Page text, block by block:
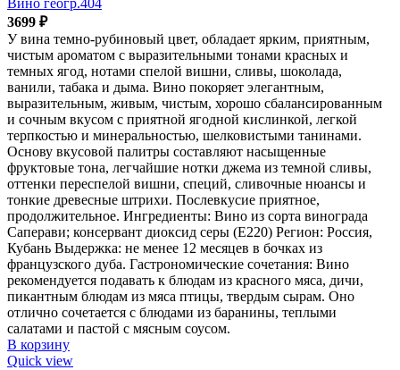
Вино геогр.404
3699 ₽
У вина темно-рубиновый цвет, обладает ярким, приятным,
чистым ароматом с выразительными тонами красных и
темных ягод, нотами спелой вишни, сливы, шоколада,
ванили, табака и дыма. Вино покоряет элегантным,
выразительным, живым, чистым, хорошо сбалансированным
и сочным вкусом с приятной ягодной кислинкой, легкой
терпкостью и минеральностью, шелковистыми танинами.
Основу вкусовой палитры составляют насыщенные
фруктовые тона, легчайшие нотки джема из темной сливы,
оттенки переспелой вишни, специй, сливочные нюансы и
тонкие древесные штрихи. Послевкусие приятное,
продолжительное. Ингредиенты: Вино из сорта винограда
Саперави; консервант диоксид серы (Е220) Регион: Россия,
Кубань Выдержка: не менее 12 месяцев в бочках из
французского дуба. Гастрономические сочетания: Вино
рекомендуется подавать к блюдам из красного мяса, дичи,
пикантным блюдам из мяса птицы, твердым сырам. Оно
отлично сочетается с блюдами из баранины, теплыми
салатами и пастой с мясным соусом.
В корзину
Quick view